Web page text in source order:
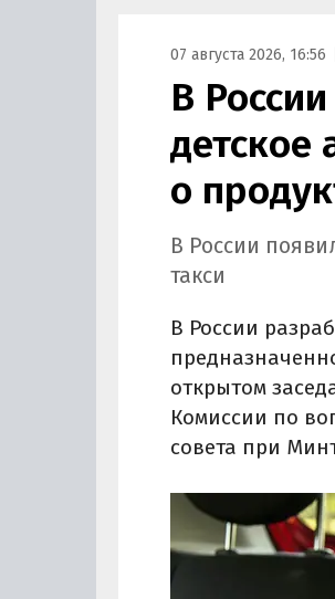
07 августа 2026, 16:56
В
детское
о
В России
такси
В России
открытом
Комиссии по
совета при